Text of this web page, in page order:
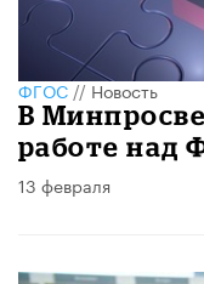
ФГОС//Новость
В
работе над
13 февраля